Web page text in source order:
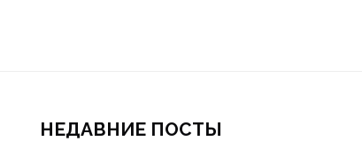
НЕДАВНИЕ ПОСТЫ